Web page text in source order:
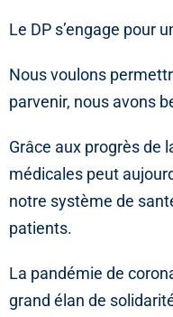
Le DP s’engage pour
Nous voulons
parvenir, nous avons
Grâce aux progrès de
médicales peut
notre système de
patients.
La pandémie de
grand élan de